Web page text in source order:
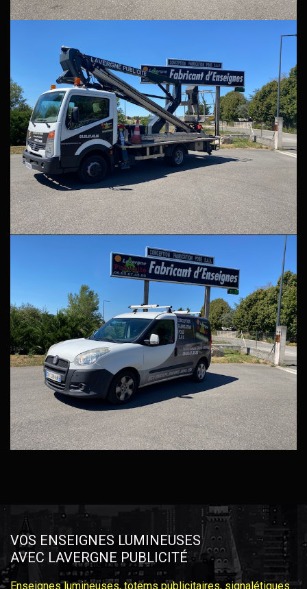
VOS ENSEIGNES LUMINEUSES
AVEC LAVERGNE PUBLICITÉ
Enseignes lumineuses, totems publicitaires, signalétiques…